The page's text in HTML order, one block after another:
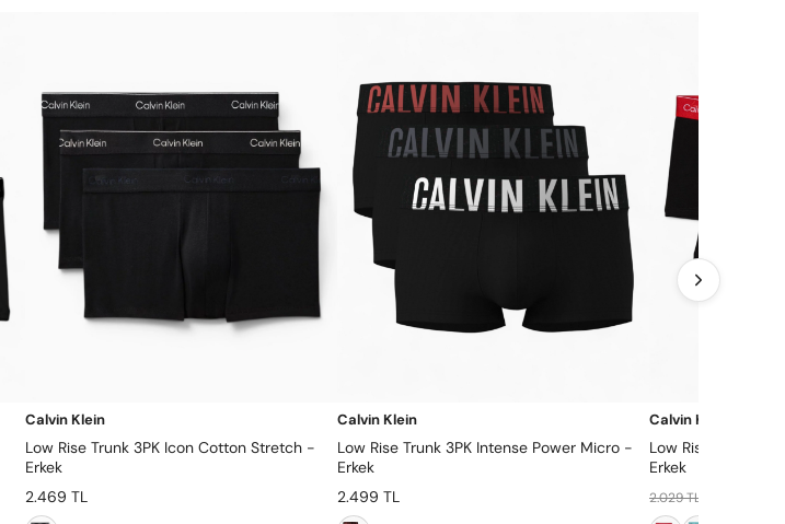
Calvin Klein
Low Rise Trunk 3PK Icon Cotton Stretch -
Erkek
2.469 TL
Calvin Klein
Low Rise Trunk 3PK Intense Power Micro -
Erkek
2.499 TL
Calvin Klein
Low Rise Trunk
Erkek
2.029 TL